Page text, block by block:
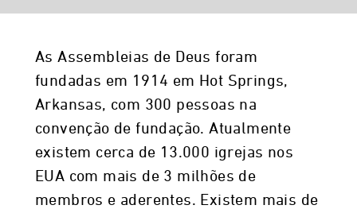
As Assembleias de Deus foram
fundadas em 1914 em Hot Springs,
Arkansas, com 300 pessoas na
convenção de fundação. Atualmente
existem cerca de 13.000 igrejas nos
EUA com mais de 3 milhões de
membros e aderentes. Existem mais de